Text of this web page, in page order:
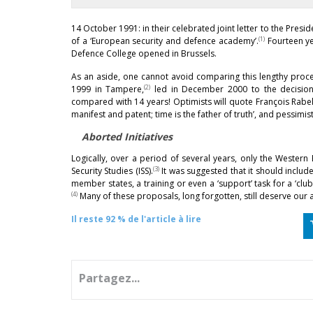
14 October 1991: in their celebrated joint letter to the
of a ‘European security and defence academy’.(1)Fourteen
Defence College opened in Brussels.
As an aside, one cannot avoid comparing this lengthy
1999 in Tampere,(2) led in December 2000 to the
compared with 14 years! Optimists will quote François
manifest and patent; time is the father of truth’, and
Aborted Initiatives
Logically, over a period of several years, only the
Security Studies (ISS).(3)It was suggested that it should
member states, a training or even a ‘support’ task for a
(4) Many of these proposals, long forgotten, still deserve our
Il reste 92 % de l'article à lire
Partagez...